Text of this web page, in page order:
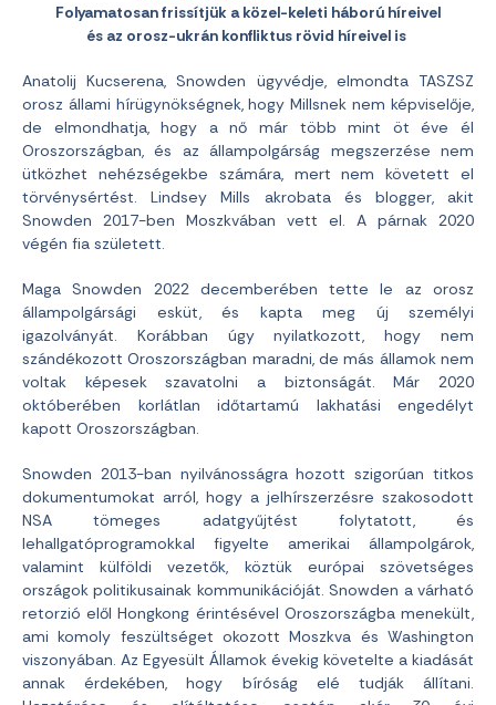
Folyamatosan frissítjük a közel-keleti háború híreivel
és az orosz-ukrán konfliktus rövid híreivel is
Anatolij Kucserena, Snowden ügyvédje, elmondta TASZSZ
orosz állami hírügynökségnek, hogy Millsnek nem képviselője,
de elmondhatja, hogy a nő már több mint öt éve él
Oroszországban, és az állampolgárság megszerzése nem
ütközhet nehézségekbe számára, mert nem követett el
törvénysértést. Lindsey Mills akrobata és blogger, akit
Snowden 2017-ben Moszkvában vett el. A párnak 2020
végén fia született.
Maga Snowden 2022 decemberében tette le az orosz
állampolgársági esküt, és kapta meg új személyi
igazolványát. Korábban úgy nyilatkozott, hogy nem
szándékozott Oroszországban maradni, de más államok nem
voltak képesek szavatolni a biztonságát. Már 2020
októberében korlátlan időtartamú lakhatási engedélyt
kapott Oroszországban.
Snowden 2013-ban nyilvánosságra hozott szigorúan titkos
dokumentumokat arról, hogy a jelhírszerzésre szakosodott
NSA tömeges adatgyűjtést folytatott, és
lehallgatóprogramokkal figyelte amerikai állampolgárok,
valamint külföldi vezetők, köztük európai szövetséges
országok politikusainak kommunikációját. Snowden a várható
retorzió elől Hongkong érintésével Oroszországba menekült,
ami komoly feszültséget okozott Moszkva és Washington
viszonyában. Az Egyesült Államok évekig követelte a kiadását
annak érdekében, hogy bíróság elé tudják állítani.